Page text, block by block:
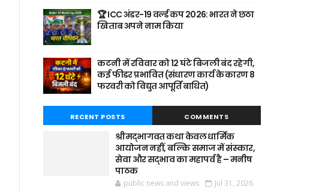
🏆 ICC अंडर-19 वर्ल्ड कप 2026: भारत ने छठा
खिताब अपने नाम किया
कटनी में रविवार को 12 घंटे बिजली बंद रहेगी,
कई फीडर प्रभावित (संधारण कार्य के कारण 8
फरवरी को विद्युत आपूर्ति बाधित)
RECENT POSTS COMMENTS
श्रीमद्भागवत कथा केवल धार्मिक
आयोजन नहीं, बल्कि समाज में संस्कार,
सेवा और सद्भाव का महापर्व है – मनीष
पाठक
public news and views Jul 31, 2026